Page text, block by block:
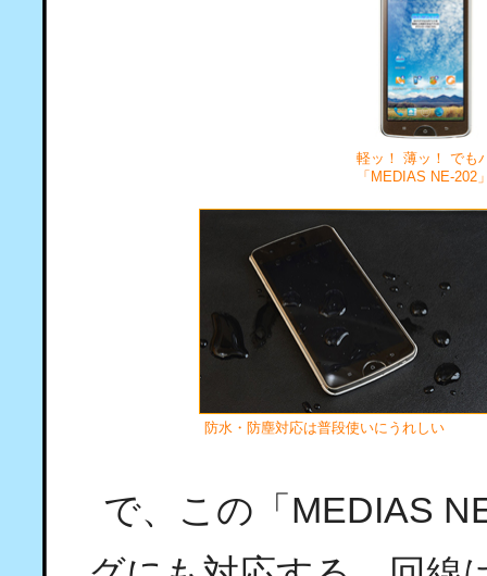
軽ッ！ 薄ッ！ でも
「MEDIAS NE-202
防水・防塵対応は普段使いにうれしい
で、この「MEDIAS